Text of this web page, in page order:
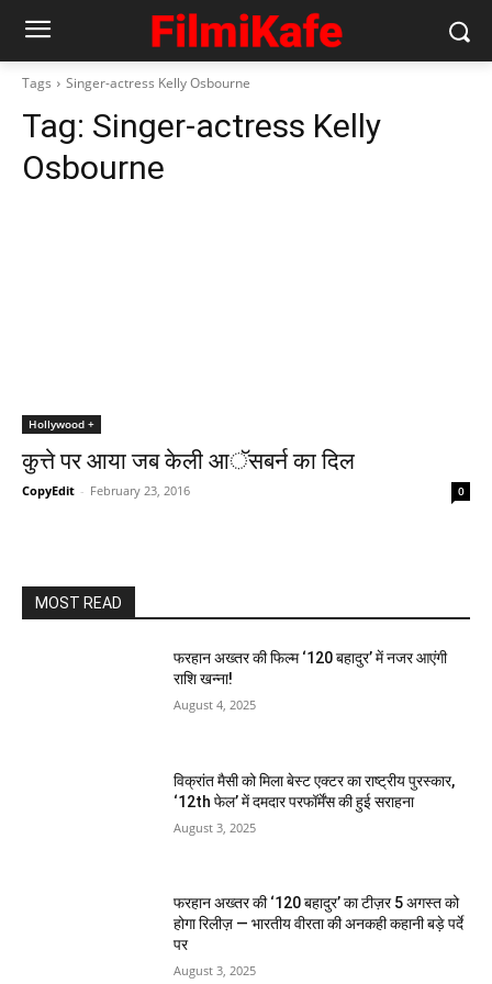
Tags Singer-actress Kelly Osbourne
Tag: Singer-actress Kelly
Osbourne
Hollywood +
कुत्ते पर आया जब केली आॅसबर्न का दिल
CopyEdit - February 23, 2016 0
MOST READ
फरहान अख्तर की फिल्म ‘120 बहादुर’ में नजर आएंगी
राशि खन्ना!
August 4, 2025
विक्रांत मैसी को मिला बेस्ट एक्टर का राष्ट्रीय पुरस्कार,
‘12th फेल’ में दमदार परफॉर्मेंस की हुई सराहना
August 3, 2025
फरहान अख्तर की ‘120 बहादुर’ का टीज़र 5 अगस्त को
होगा रिलीज़ — भारतीय वीरता की अनकही कहानी बड़े पर्दे
पर
August 3, 2025